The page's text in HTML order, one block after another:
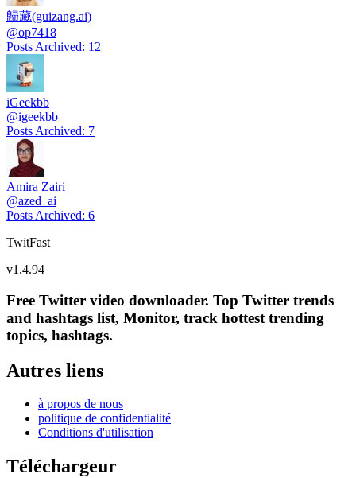
歸藏(guizang.ai)
@op7418
Posts Archived: 12
iGeekbb
@igeekbb
Posts Archived: 7
Amira Zairi
@azed_ai
Posts Archived: 6
TwitFast
v1.4.94
Free Twitter video downloader. Top Twitter trends
and hashtags list, Monitor, track hottest trending
topics, hashtags.
Autres liens
à propos de nous
politique de confidentialité
Conditions d'utilisation
Téléchargeur